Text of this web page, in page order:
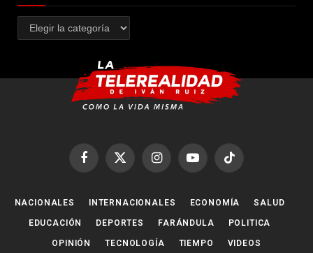
Categorías
FacebookX
(Twitter)
InstagramYouTubeTikTok
NACIONALES INTERNACIONALES ECONOMÍA SALUD
EDUCACIÓN DEPORTES FARÁNDULA POLITICA
OPINIÓN TECNOLOGÍA TIEMPO VIDEOS